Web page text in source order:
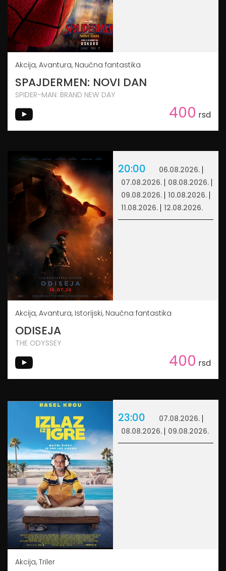
Akcija, Avantura, Naučna fantastika
SPAJDERMEN: NOVI DAN
SPIDER-MAN: BRAND NEW DAY
400 rsd
20:00
06.08.2026.
07.08.2026.
08.08.2026.
09.08.2026.
10.08.2026.
11.08.2026.
12.08.2026.
Akcija, Avantura, Istorijski, Naučna fantastika
ODISEJA
THE ODYSSEY
400 rsd
23:00
07.08.2026.
08.08.2026.
09.08.2026.
Akcija, Triler